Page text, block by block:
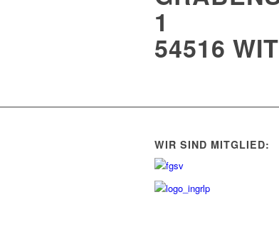
54516
WIR SIND MITGLIED: